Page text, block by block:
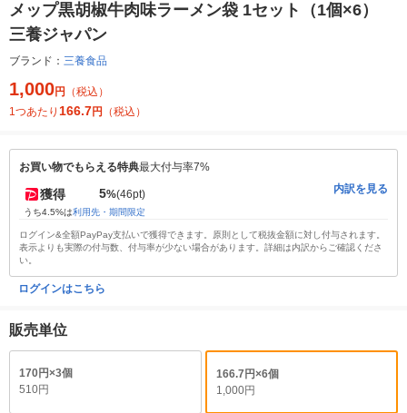
メップ黒胡椒牛肉味ラーメン袋 1セット（1個×6）
三養ジャパン
ブランド： 三養食品
1,000円
（税込）
1つあたり 166.7円 （税込）
お買い物でもらえる特典最大付与率7%
獲得 5%(46pt)
うち4.5%は利用先・期間限定
内訳を見る
ログイン&全額PayPay支払いで獲得できます。原則として税抜金額に対し付与されます。
表示よりも実際の付与数、付与率が少ない場合があります。詳細は内訳からご確認くださ
い。
ログインはこちら
販売単位
170円×3個
510円
166.7円×6個
1,000円